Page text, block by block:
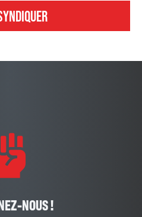
NOUS !